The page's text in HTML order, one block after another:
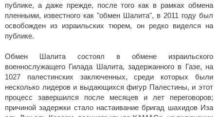
публике, а даже прежде, после того как в рамках обмена
пленными, известного как "обмен Шалита", в 2011 году был
освобожден из израильских тюрем, он редко виделся на
публике.
Обмен Шалита состоял в обмене израильского
военнослужащего Гилада Шалита, задержанного в Газе, на
1027 палестинских заключенных, среди которых были
несколько лидеров и выдающихся фигур Палестины, и этот
процесс завершился после месяцев и лет переговоров;
причиной задержки стало настаивание бригад шахидов Иза